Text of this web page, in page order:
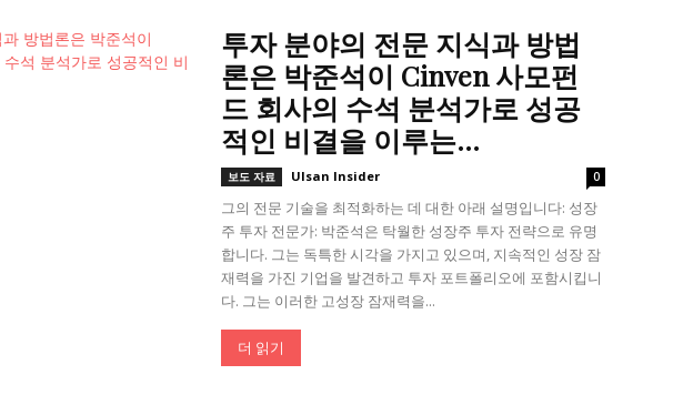
투자 분야의 전문 지식과 방법
론은 박준석이 Cinven 사모펀
드 회사의 수석 분석가로 성공
적인 비결을 이루는...
보도 자료 Ulsan Insider 0
그의 전문 기술을 최적화하는 데 대한 아래 설명입니다: 성장
주 투자 전문가: 박준석은 탁월한 성장주 투자 전략으로 유명
합니다. 그는 독특한 시각을 가지고 있으며, 지속적인 성장 잠
재력을 가진 기업을 발견하고 투자 포트폴리오에 포함시킵니
다. 그는 이러한 고성장 잠재력을...
더 읽기